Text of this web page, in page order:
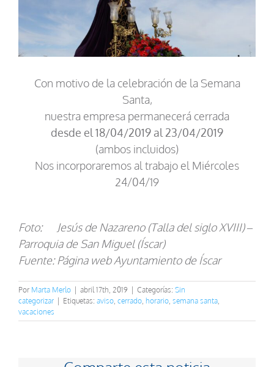
Con motivo de la celebración de la Semana
Santa,
nuestra empresa permanecerá cerrada
desde el 18/04/2019 al 23/04/2019
(ambos incluidos)
Nos incorporaremos al trabajo el Miércoles
24/04/19
Foto: Jesús de Nazareno (Talla del siglo XVIII) –
Parroquia de San Miguel (Íscar)
Fuente: Página web Ayuntamiento de Íscar
Por Marta Merlo abril 17th, 2019 Categorías: Sin
categorizar
Etiquetas: aviso, cerrado, horario, semana santa,
vacaciones